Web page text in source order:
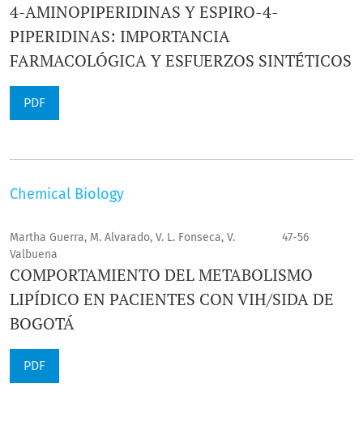
4-AMINOPIPERIDINAS Y ESPIRO-4-
PIPERIDINAS: IMPORTANCIA
FARMACOLÓGICA Y ESFUERZOS SINTÉTICOS
PDF
Chemical Biology
Martha Guerra, M. Alvarado, V. L. Fonseca, V.
Valbuena
47-56
COMPORTAMIENTO DEL METABOLISMO
LIPÍDICO EN PACIENTES CON VIH/SIDA DE
BOGOTÁ
PDF